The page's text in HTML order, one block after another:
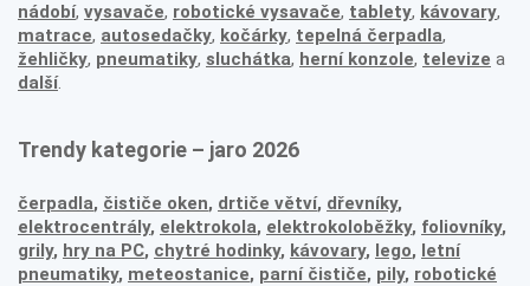
nádobí, vysavače, robotické vysavače, tablety, kávovary,
matrace, autosedačky, kočárky, tepelná čerpadla,
žehličky, pneumatiky, sluchátka, herní konzole, televize a
další.
Trendy kategorie – jaro 2026
čerpadla, čističe oken, drtiče větví, dřevníky,
elektrocentrály, elektrokola, elektrokoloběžky, foliovníky,
grily, hry na PC, chytré hodinky, kávovary, lego, letní
pneumatiky, meteostanice, parní čističe, pily, robotické